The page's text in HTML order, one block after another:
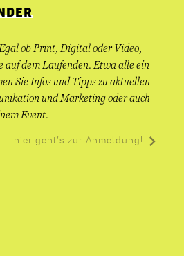
ob Print, Digital oder Video,
auf dem Laufenden. Etwa alle ein
Sie Infos und Tipps zu aktuellen
und Marketing oder auch
Event.
...hier geht’s zur Anmeldung!